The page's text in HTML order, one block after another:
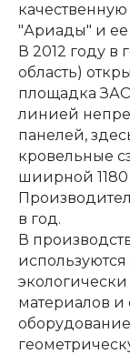
"Ариады" и ее
В 2012 году в
область)
площадка
линией
панелей,
кровельные
шиирной 1180
в год.
В
материалов